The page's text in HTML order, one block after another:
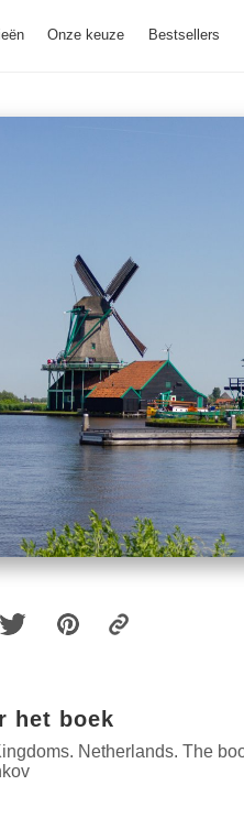
Onze keuze Bestsellers
het boek
Netherlands. The